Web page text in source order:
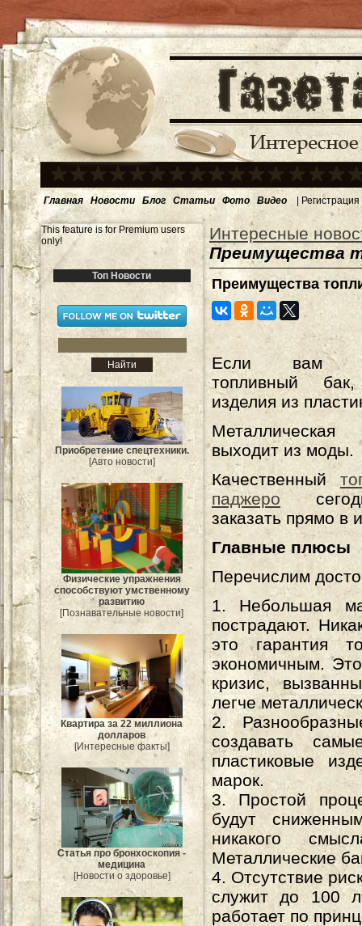
Главная Новости Блог Статьи Фото Видео | Регистрация
This feature is for Premium users
only!
Топ Новости
Приобретение спецтехники.
[Авто новости]
Физические упражнения
способствуют умственному
развитию
[Познавательные новости]
Квартира за 22 миллиона
долларов
[Интересные факты]
Статья про бронхоскопия -
медицина
[Новости о здоровье]
Интересные
Преимущества
Преимущества
Если вам
топливный
изделия из
выходит из моды.
Качественный
паджеро
заказать прямо в
Главные плюсы
Перечислим
1. Небольшая
пострадают.
это гарантия
экономичным.
кризис,
легче
2.
создавать
пластиковые
марок.
3. Простой
будут
никакого
Металлические
4. Отсутствие
служит до 100
работает по